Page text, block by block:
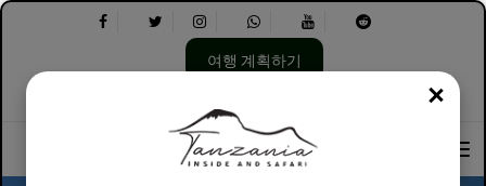
여행 계획하기
을
닫기